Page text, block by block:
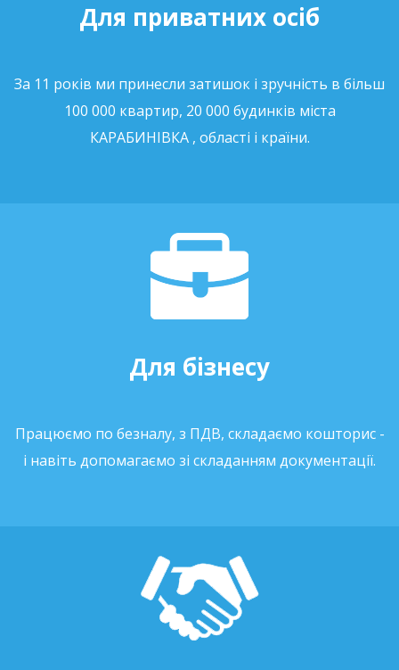
Для приватних осіб
За 11 років ми принесли затишок і зручність в більш
100 000 квартир, 20 000 будинків міста
КАРАБИНІВКА , області і країни.
Для бізнесу
Працюємо по безналу, з ПДВ, складаємо кошторис -
і навіть допомагаємо зі складанням документації.